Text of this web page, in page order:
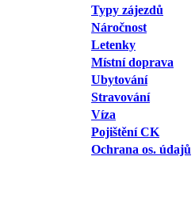
Typy zájezdů
Náročnost
Letenky
Místní doprava
Ubytování
Stravování
Víza
Pojištění CK
Ochrana os. údajů